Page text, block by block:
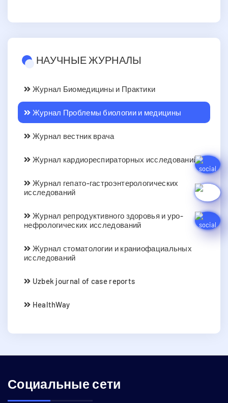
НАУЧНЫЕ ЖУРНАЛЫ
Журнал Биомедицины и Практики
Журнал Проблемы биологии и медицины
Журнал вестник врача
Журнал кардиореспираторных исследований
Журнал гепато-гастроэнтерологических
исследований
Журнал репродуктивного здоровья и уро-
нефрологических исследований
Журнал стоматологии и краниофациальных
исследований
Uzbek journal of case reports
HealthWay
Социальные сети